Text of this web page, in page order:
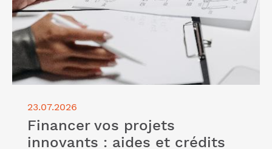
23.07.2026
Financer vos projets
innovants : aides et crédits